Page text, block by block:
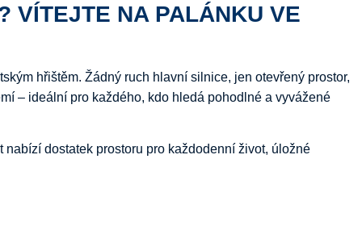
VÍTEJTE NA PALÁNKU VE
hřištěm. Žádný ruch hlavní silnice, jen otevřený prostor,
– ideální pro každého, kdo hledá pohodlné a vyvážené
nabízí dostatek prostoru pro každodenní život, úložné